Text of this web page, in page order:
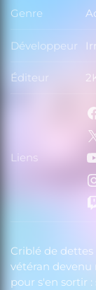
Criblé de
vétéran devenu
pour s'en sortir
Genre
Développeur
Éditeur
Liens